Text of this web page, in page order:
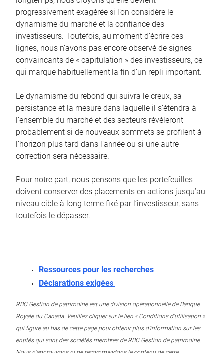
progressivement exagérée si l’on considère le
dynamisme du marché et la confiance des
investisseurs. Toutefois, au moment d’écrire ces
lignes, nous n’avons pas encore observé de signes
convaincants de « capitulation » des investisseurs, ce
qui marque habituellement la fin d’un repli important.
Le dynamisme du rebond qui suivra le creux, sa
persistance et la mesure dans laquelle il s’étendra à
l’ensemble du marché et des secteurs révéleront
probablement si de nouveaux sommets se profilent à
l’horizon plus tard dans l’année ou si une autre
correction sera nécessaire.
Pour notre part, nous pensons que les portefeuilles
doivent conserver des placements en actions jusqu’au
niveau cible à long terme fixé par l’investisseur, sans
toutefois le dépasser.
Ressources pour les recherches
Déclarations exigées
RBC Gestion de patrimoine est une division opérationnelle de Banque
Royale du Canada. Veuillez cliquer sur le lien « Conditions d’utilisation »
qui figure au bas de cette page pour obtenir plus d’information sur les
entités qui sont des sociétés membres de RBC Gestion de patrimoine.